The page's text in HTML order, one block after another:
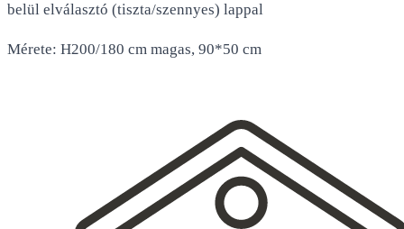
belül elválasztó (tiszta/szennyes) lappal
Mérete: H200/180 cm magas, 90*50 cm